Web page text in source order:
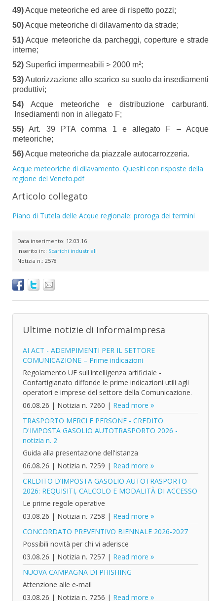
49)Acque meteoriche ed aree di rispetto pozzi;
50)Acque meteoriche di dilavamento da strade;
51) Acque meteoriche da parcheggi, coperture e strade
interne;
52) Superfici impermeabili > 2000 m²;
53)Autorizzazione allo scarico su suolo da insediamenti
produttivi;
54) Acque meteoriche e distribuzione carburanti.
Insediamenti non in allegato F;
55) Art. 39 PTA comma 1 e allegato F – Acque
meteoriche;
56)Acque meteoriche da piazzale autocarrozzeria.
Acque meteoriche di dilavamento. Quesiti con risposte della
regione del Veneto.pdf
Articolo collegato
Piano di Tutela delle Acque regionale: proroga dei termini
Data inserimento: 12.03.16
Inserito in:: Scarichi industriali
Notizia n.: 2578
Ultime notizie di InformaImpresa
AI ACT - ADEMPIMENTI PER IL SETTORE
COMUNICAZIONE – Prime indicazioni
Regolamento UE sull'intelligenza artificiale -
Confartigianato diffonde le prime indicazioni utili agli
operatori e imprese del settore della Comunicazione.
06.08.26 | Notizia n. 7260 | Read more
TRASPORTO MERCI E PERSONE - CREDITO
D'IMPOSTA GASOLIO AUTOTRASPORTO 2026 -
notizia n. 2
Guida alla presentazione dell'istanza
06.08.26 | Notizia n. 7259 | Read more
CREDITO D’IMPOSTA GASOLIO AUTOTRASPORTO
2026: REQUISITI, CALCOLO E MODALITÀ DI ACCESSO
Le prime regole operative
03.08.26 | Notizia n. 7258 | Read more
CONCORDATO PREVENTIVO BIENNALE 2026-2027
Possibili novità per chi vi aderisce
03.08.26 | Notizia n. 7257 | Read more
NUOVA CAMPAGNA DI PHISHING
Attenzione alle e-mail
03.08.26 | Notizia n. 7256 | Read more